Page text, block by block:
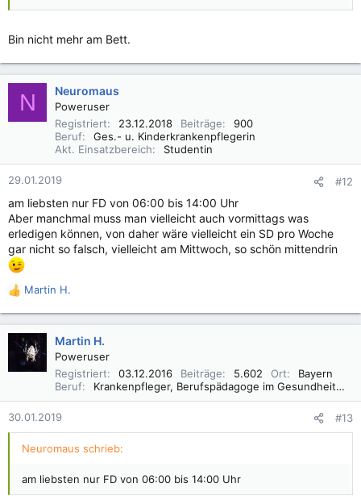
Bin nicht mehr am Bett.
N Neuromaus
Poweruser
Registriert
23.12.2018 Beiträge
900
Beruf
Ges.- u. Kinderkrankenpflegerin
Akt. Einsatzbereich
Studentin
29.01.2019 #12
am liebsten nur FD von 06:00 bis 14:00 Uhr
Aber manchmal muss man vielleicht auch vormittags was
erledigen können, von daher wäre vielleicht ein SD pro Woche
gar nicht so falsch, vielleicht am Mittwoch, so schön mittendrin
R
a
e
Martin H.
Martin H.
Poweruser
Registriert
03.12.2016 Beiträge 5.602 Ort
Bayern
Beruf
Krankenpfleger, Berufspädagoge im Gesundheitswesen B. A.
30.01.2019 #13
Neuromaus schrieb:
am liebsten nur FD von 06:00 bis 14:00 Uhr